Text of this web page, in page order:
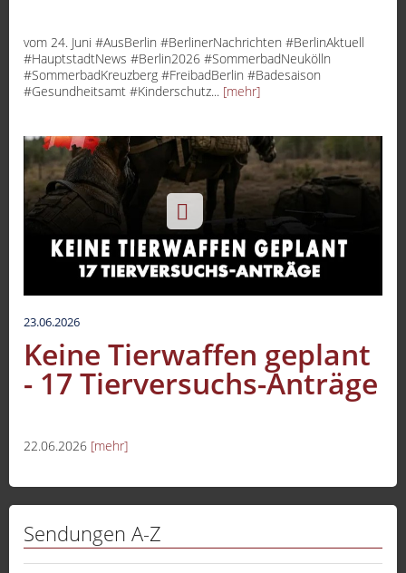
vom 24. Juni #AusBerlin #BerlinerNachrichten #BerlinAktuell
#HauptstadtNews #Berlin2026 #SommerbadNeukölln
#SommerbadKreuzberg #FreibadBerlin #Badesaison
#Gesundheitsamt #Kinderschutz... [mehr]
23.06.2026
Keine Tierwaffen geplant
- 17 Tierversuchs-Anträge
22.06.2026 [mehr]
Sendungen A-Z